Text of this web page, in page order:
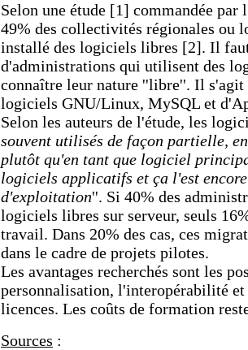
Selon une étude [1] commandée par
49% des collectivités régionales ou
installé des logiciels libres [2]. Il
d'administrations qui utilisent des
connaître leur nature ''libre''. Il s'agit
logiciels GNU/Linux, MySQL et
Selon les auteurs de l'étude, les
souvent utilisés de façon partielle,
plutôt qu'en tant que logiciel
logiciels applicatifs et ça l'est
d'exploitation''. Si 40% des
logiciels libres sur serveur, seuls
travail. Dans 20% des cas, ces
dans le cadre de projets pilotes.
Les avantages recherchés sont les
personnalisation, l'interopérabilité et
licences. Les coûts de formation
Sources :